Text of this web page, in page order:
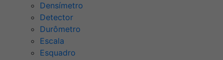
Densímetro
Detector
Durômetro
Escala
Esquadro